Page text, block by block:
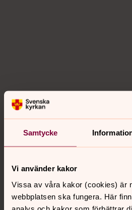
Samtycke
Vi använder kakor
Vissa av våra kakor (cookies) är
webbplatsen ska fungera. Här
analys och kakor som förbättrar